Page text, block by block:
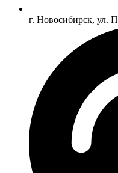
г. Новосибирск, ул.